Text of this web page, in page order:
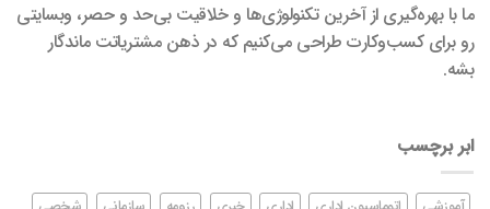
ما با بهره‌گیری از آخرین تکنولوژی‌ها و خلاقیت بی‌حد و حصر، وبسایتی
رو برای کسب‌وکارت طراحی می‌کنیم که در ذهن مشتریاتت ماندگار
بشه.
ابر برچسب